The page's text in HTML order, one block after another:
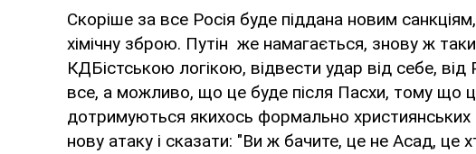
Скоріше за все Росія буде піддана новим
хімічну зброю. Путін же намагається, знову ж
КДБістською логікою, відвести удар від себе, від
все, а можливо, що це буде після Пасхи, тому що
дотримуються якихось формально
нову атаку і сказати: "Ви ж бачите, це не Асад, це